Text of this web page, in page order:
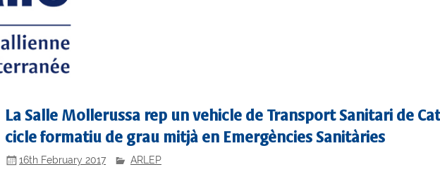
La Salle Mollerussa rep un vehicle de Transport Sanitari de
cicle formatiu de grau mitjà en Emergències Sanitàries
16th February 2017 ARLEP